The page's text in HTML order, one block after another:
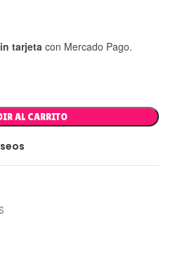
tarjeta con Mercado Pago.
AL CARRITO